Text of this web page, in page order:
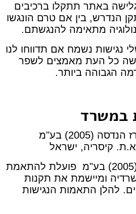
באתר תתקלו ברכיבים
הנדרש, בין אם טרם הונגשו
מתאימה להנגשתם.
נגישות נשמח אם תדווחו לנו
כל העת מאמצים לשפר
הגבוהה ביותר.
במשרד
(2005) בע"מ
חברת רמי רז הנדסה (2005) בע"מ פועלת להתאמת
ומיישמת את תקנות
להלן התאמות הנגישות